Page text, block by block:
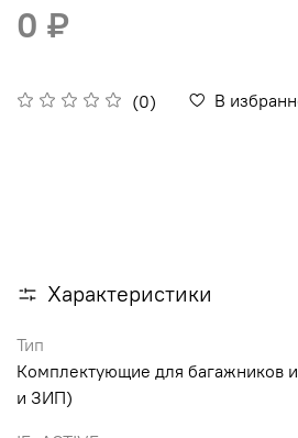
(0) В
0 ₽
Характеристики
Тип
Комплектующие для багажников
и ЗИП)